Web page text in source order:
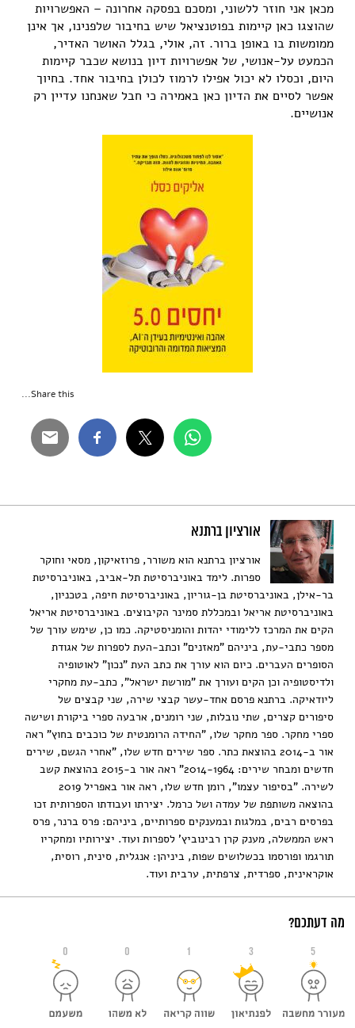
מכאן אני חוזר ללשוני, ומסכם בפסקה אחרונה – האפשרויות
שהוצגו כאן קיימות בפוטנציאל שיש בחיבור שלפנינו, אך אינן
ממומשות בו באופן ברור. זה, אולי, בגלל האושר האדיר,
הכמעט על-אנושי, של אפשרויות דיון בנושא שכבר קיימות
היום, וכסלו לא יכול אפילו לרמוז לכולן בחיבור אחד. בחיוך
אפשר לסיים את הדיון כאן באמירה כי חבל שאנחנו עדיין רק
אנושיים.
Share this...
אורציון ברתנא
אורציון ברתנא הוא משורר, פרוזאיקון, מסאי וחוקר
ספרות. לימד באוניברסיטת תל-אביב, באוניברסיטת
בר-אילן, באוניברסיטת בן-גוריון, באוניברסיטת חיפה, בטכניון,
באוניברסיטת אריאל ובמכללת סמינר הקיבוצים. באוניברסיטת אריאל
הקים את המרכז ללימודי יהדות והומניסטיקה. כמו כן, שימש עורך של
מספר כתבי-עת, ביניהם "מאזנים" וכתב-העת לספרות של אגודת
הסופרים העברים. כיום הוא עורך את כתב העת "נכון" לאוטופיה
ולדיסטופיה וכן הקים ועורך את "מורשת ישראל", כתב-עת מחקרי
ליודאיקה. ברתנא פרסם אחד-עשר קבצי שירה, שני קבצים של
סיפורים קצרים, שתי נובלות, שני רומנים, ארבעה ספרי ביקורת ושישה
ספרי מחקר. ספר מחקר שלו, "החידה הרומנטית של כוכבים בחוץ" ראה
אור ב-2014 בהוצאת כתר. ספר שירים חדש שלו, "אחרי הגשם, שירים
חדשים ומבחר שירים: 2014-1964" ראה אור ב-2015 בהוצאת קשב
לשירה. "בסיפור עצמו", רומן חדש שלו, ראה אור באפריל 2019
בהוצאה משותפת של עמדה ושל כרמל. יצירתו ועבודתו הספרותית זכו
בפרסים רבים, במלגות ובמענקים ספרותיים, ביניהם: פרס ברנר, פרס
ראש הממשלה, מענק קרן רבינוביץ' לספרות ועוד. יצירותיו ומחקריו
תורגמו ופורסמו בכשלושים שפות, ביניהן: אנגלית, סינית, רוסית,
אוקראינית, ספרדית, צרפתית, ערבית ועוד.
מה דעתכם?
0 0 1 3 5